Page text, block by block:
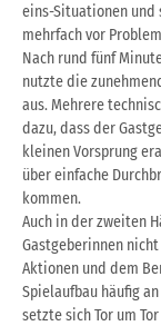
eins-Situationen und
mehrfach vor
Nach rund fünf
nutzte die
aus. Mehrere
dazu, dass der
kleinen Vorsprung
über einfache
kommen.
Auch in der zweiten
Gastgeberinnen
Aktionen und dem
Spielaufbau häufig
setzte sich Tor um